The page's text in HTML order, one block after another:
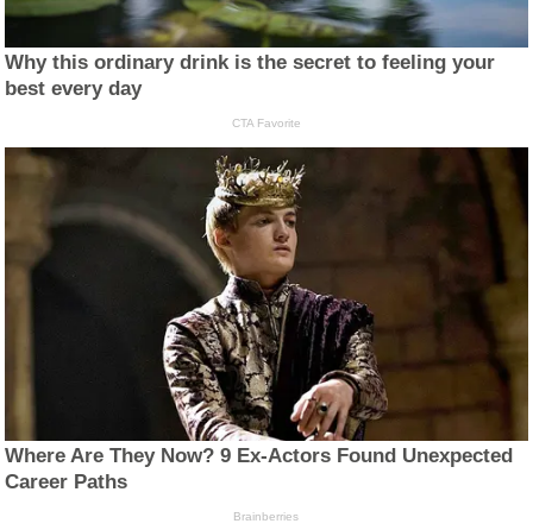
Why this ordinary drink is the secret to feeling your
best every day
CTA Favorite
Where Are They Now? 9 Ex-Actors Found Unexpected
Career Paths
Brainberries